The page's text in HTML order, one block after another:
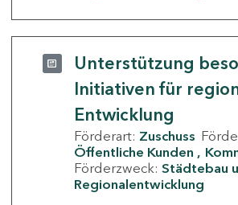
Unterstützung
Initiativen für
Entwicklung
Förderart: Zuschuss
Öffentliche Kunden
Förderzweck: Städtebau
Regionalentwicklung